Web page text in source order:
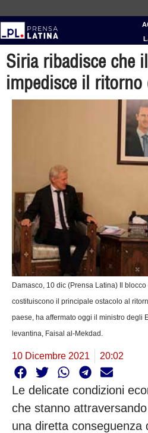
Siria ribadisce che
impedisce il
Damasco, 10 dic (Prensa Latina) Il
costituiscono il principale ostacolo al
paese, ha affermato oggi il ministro degli
levantina, Faisal al-Mekdad.
10 Dicembre 2021 20:02
Le delicate condizioni
che stanno
una diretta conseguenza